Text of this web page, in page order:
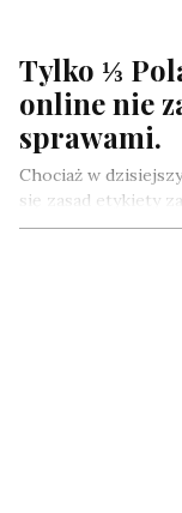
Tylko ⅓
online nie
sprawami.
Chociaż w
się zasad etykiety
niepewnych